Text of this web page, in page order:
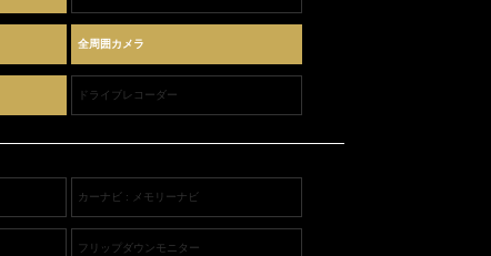
全周囲カメラ
ドライブレコーダー
カーナビ : メモリーナビ
フリップダウンモニター